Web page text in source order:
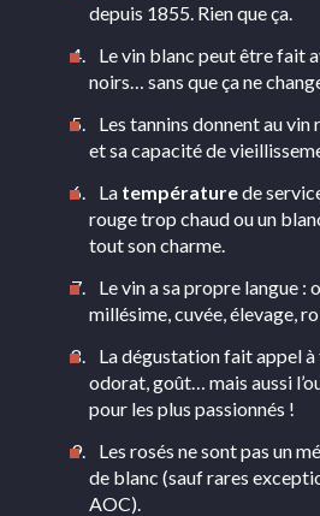
depuis 1855. Rien que ça.
Le vin blanc peut être fait
noirs… sans que ça ne
Les tannins donnent au
et sa capacité de
La températurede
rouge trop chaud ou un
tout son charme.
Le vin a sa propre langue :
millésime, cuvée, élevage,
La dégustation fait appel à
odorat, goût… mais aussi
pour les plus passionnés !
Les rosés ne sont pas un
de blanc (sauf rares
AOC).